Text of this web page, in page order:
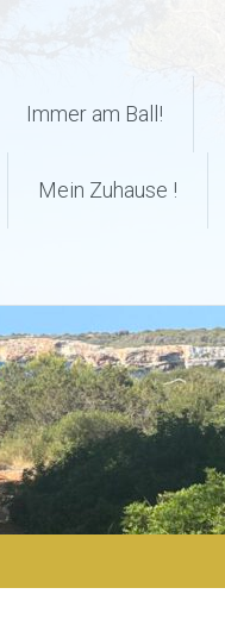
Immer am Ball!
Mein Zuhause !